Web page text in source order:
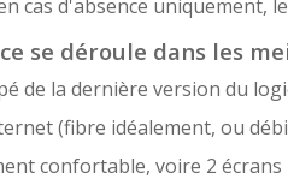
cas d'absence uniquement,
se déroule dans les
de la dernière version du
(fibre idéalement, ou
confortable, voire 2